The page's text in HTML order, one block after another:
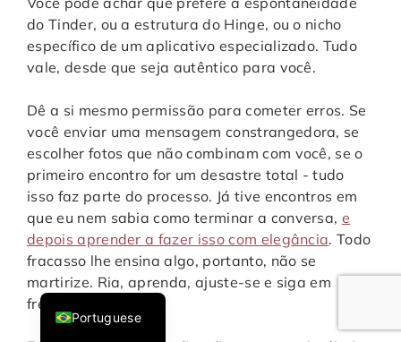
do Tinder, ou a estrutura do Hinge, ou o nicho
específico de um aplicativo especializado. Tudo
vale, desde que seja autêntico para você.
Dê a si mesmo permissão para cometer erros. Se
você enviar uma mensagem constrangedora, se
escolher fotos que não combinam com você, se o
primeiro encontro for um desastre total - tudo
isso faz parte do processo. Já tive encontros em
que eu nem sabia como terminar a conversa, e
depois aprender a fazer isso com elegância. Todo
fracasso lhe ensina algo, portanto, não se
martirize. Ria, aprenda, ajuste-se e siga em
frente.
Portuguese
Spanish
English
German
French
Italian